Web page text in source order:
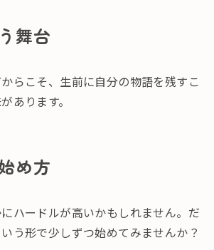
舞台
らこそ、生前に自分の物語を残すこ
あります。
め方
ハードルが高いかもしれません。だ
う形で少しずつ始めてみませんか？